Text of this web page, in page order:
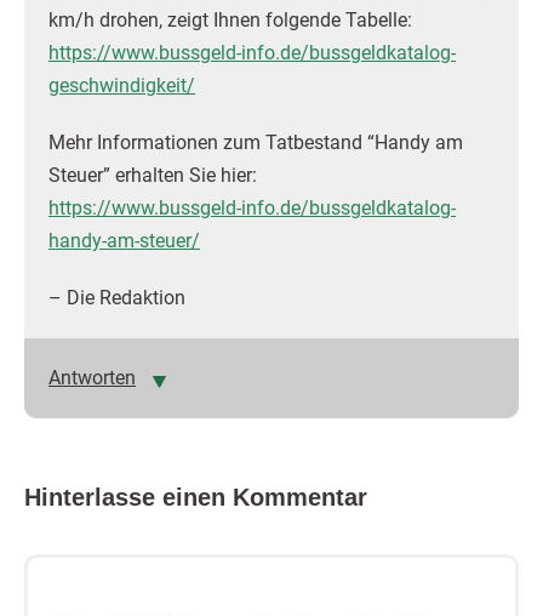
km/h drohen, zeigt Ihnen folgende Tabelle:
https://www.bussgeld-info.de/bussgeldkatalog-
geschwindigkeit/
Mehr Informationen zum Tatbestand “Handy am
Steuer” erhalten Sie hier:
https://www.bussgeld-info.de/bussgeldkatalog-
handy-am-steuer/
– Die Redaktion
Antworten
Hinterlasse einen Kommentar